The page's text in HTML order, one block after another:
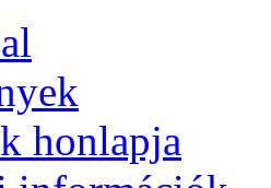
honlapja